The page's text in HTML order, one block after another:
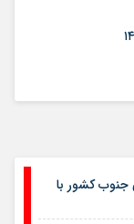
جنوب کشور با